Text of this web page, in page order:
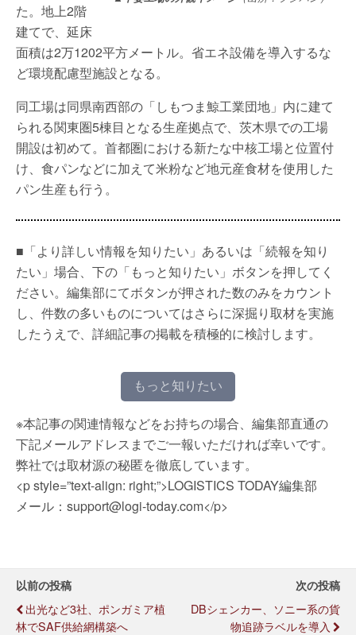
た。地上2階
建てで、延床
面積は2万1202平方メートル。省エネ設備を導入するな
ど環境配慮型施設となる。
同工場は同県南西部の「しもつま鯨工業団地」内に建て
られる関東圏5棟目となる生産拠点で、茨木県での工場
開設は初めて。首都圏における新たな中核工場と位置付
け、食パンなどに加えて米粉など地元産食材を使用した
パン生産も行う。
■「より詳しい情報を知りたい」あるいは「続報を知り
たい」場合、下の「もっと知りたい」ボタンを押してく
ださい。編集部にてボタンが押された数のみをカウント
し、件数の多いものについてはさらに深掘り取材を実施
したうえで、詳細記事の掲載を積極的に検討します。
もっと知りたい
※本記事の関連情報などをお持ちの場合、編集部直通の
下記メールアドレスまでご一報いただければ幸いです。
弊社では取材源の秘匿を徹底しています。
<p style=”text-align: right;”>LOGISTICS TODAY編集部
メール：support@logi-today.com</p>
以前の投稿
出光など3社、ポンガミア植
林でSAF供給網構築へ
次の投稿
DBシェンカー、ソニー系の貨
物追跡ラベルを導入